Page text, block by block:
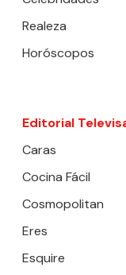
Realeza
Horóscopos
Editorial
Caras
Cocina Fácil
Cosmopolitan
Eres
Esquire